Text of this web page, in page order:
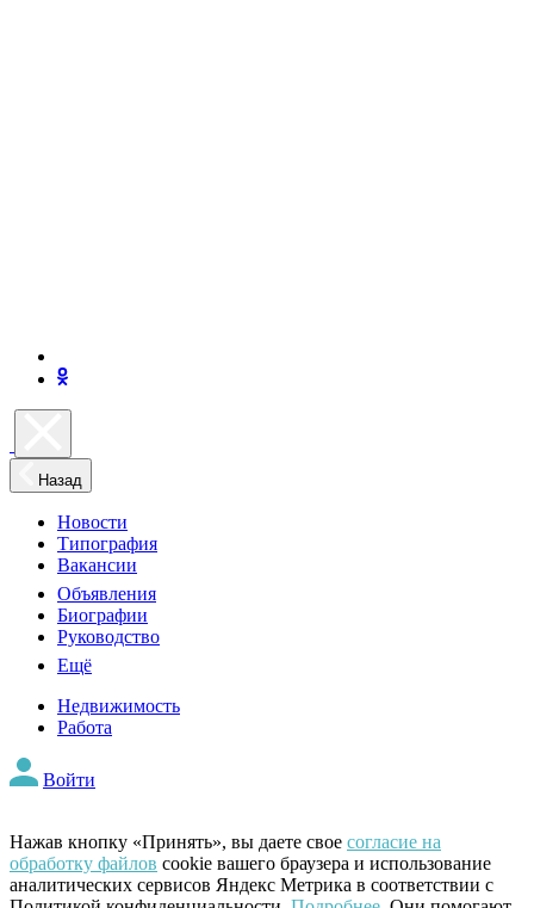
Назад
Новости
Типография
Вакансии
Объявления
Биографии
Руководство
Ещё
Недвижимость
Работа
Войти
Нажав кнопку «Принять», вы даете свое согласие на
обработку файлов cookie вашего браузера и использование
аналитических сервисов Яндекс Метрика в соответствии с